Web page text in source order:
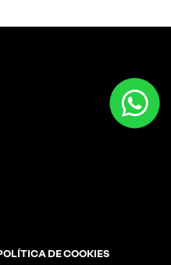
DE COOKIES